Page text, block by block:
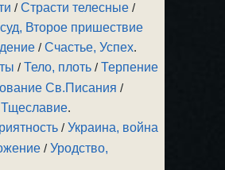
/Страсти телесные /
Второе пришествие
/Счастье, Успех.
/Тело, плоть /Терпение
Св.Писания /
Тщеславие.
/Украина, война
/Уродство,